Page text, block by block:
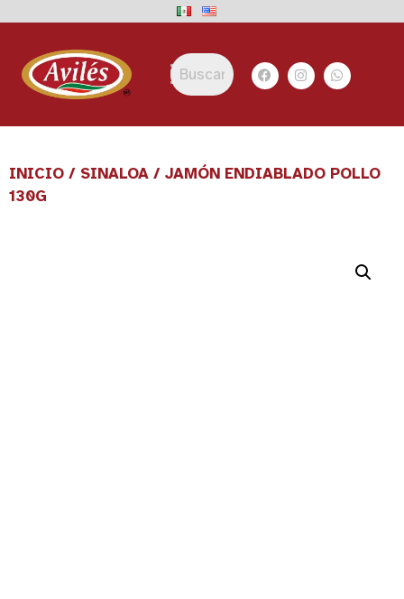
INICIO / SINALOA / JAMÓN ENDIABLADO POLLO
130G